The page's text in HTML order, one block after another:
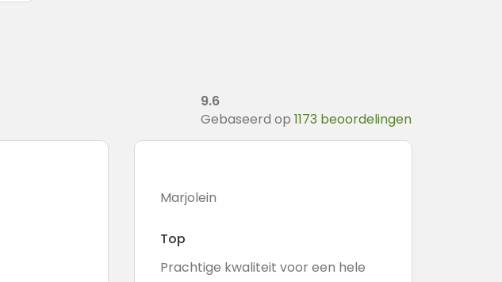
9.6
Gebaseerd op 1173 beoordelingen
Marjolein
Top
Prachtige kwaliteit voor een hele